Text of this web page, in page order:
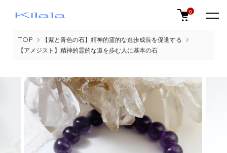
0
TOP
【紫と青色の石】精神的霊的な進歩成長を促進する
【アメジスト】精神的霊的な道を歩む人に基本の石